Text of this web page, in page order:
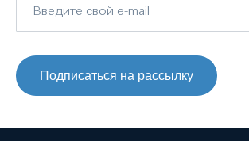
Подписаться на рассылку